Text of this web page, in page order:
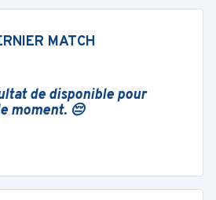
MATCH
de disponible pour
moment. 😔